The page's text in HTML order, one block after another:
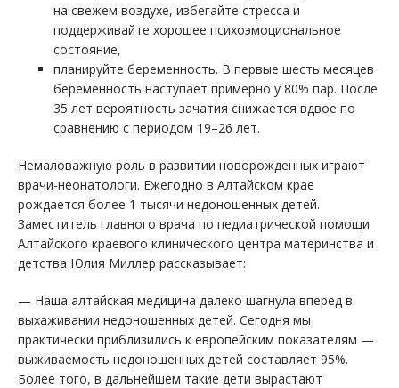
на свежем воздухе, избегайте стресса и
поддерживайте хорошее психоэмоциональное
состояние,
планируйте беременность. В первые шесть месяцев
беременность наступает примерно у 80% пар. После
35 лет вероятность зачатия снижается вдвое по
сравнению с периодом 19–26 лет.
Немаловажную роль в развитии новорожденных играют
врачи-неонатологи. Ежегодно в Алтайском крае
рождается более 1 тысячи недоношенных детей.
Заместитель главного врача по педиатрической помощи
Алтайского краевого клинического центра материнства и
детства Юлия Миллер рассказывает:
— Наша алтайская медицина далеко шагнула вперед в
выхаживании недоношенных детей. Сегодня мы
практически приблизились к европейским показателям —
выживаемость недоношенных детей составляет 95%.
Более того, в дальнейшем такие дети вырастают